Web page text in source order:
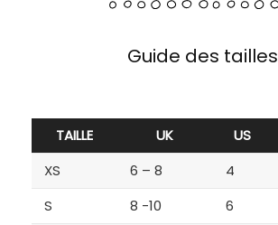
Guide des tailles
TAILLE UK US
XS
6 – 8 4
S
8 -10 6